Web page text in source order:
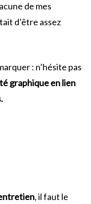
de mes
d’être assez
: n’hésite pas
graphique en lien
, il faut le